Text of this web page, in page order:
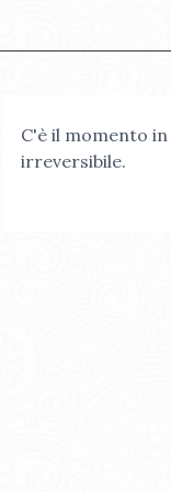
C'è il momento
irreversibile.